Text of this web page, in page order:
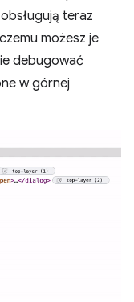
teraz
możesz je
debugować
w górnej